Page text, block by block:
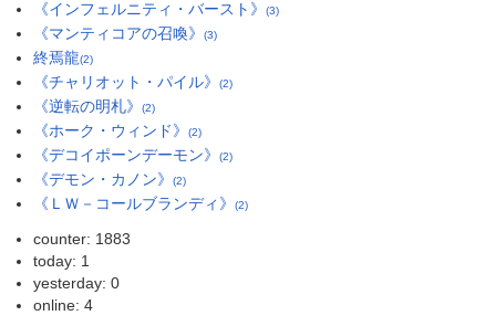
《インフェルニティ・バースト》 (3)
《マンティコアの召喚》 (3)
終焉龍(2)
《チャリオット・パイル》 (2)
《逆転の明札》 (2)
《ホーク・ウィンド》 (2)
《デコイポーンデーモン》 (2)
《デモン・カノン》 (2)
《ＬＷ－コールブランディ》 (2)
counter: 1883
today: 1
yesterday: 0
online: 4